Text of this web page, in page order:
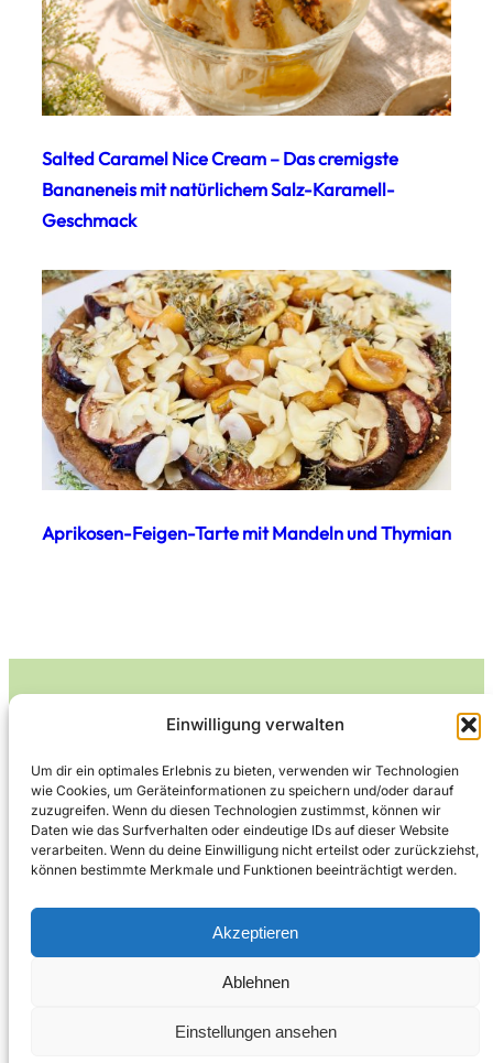
Einwilligung verwalten
Um dir ein optimales Erlebnis zu bieten, verwenden wir Technologien
wie Cookies, um Geräteinformationen zu speichern und/oder darauf
zuzugreifen. Wenn du diesen Technologien zustimmst, können wir
Daten wie das Surfverhalten oder eindeutige IDs auf dieser Website
verarbeiten. Wenn du deine Einwilligung nicht erteilst oder zurückziehst,
können bestimmte Merkmale und Funktionen beeinträchtigt werden.
Akzeptieren
Ablehnen
Einstellungen ansehen
Salted Caramel Nice Cream – Das cremigste
Bananeneis mit natürlichem Salz-Karamell-
Geschmack
Aprikosen-Feigen-Tarte mit Mandeln und Thymian
Leckerlife
Lecker essen – gesund leben.
Copyright © 2026 Designed by